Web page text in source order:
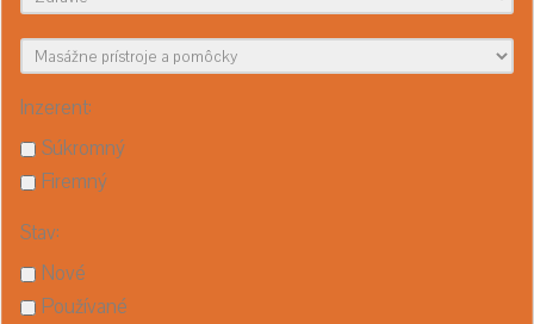
Inzerent:
Súkromný
Firemný
Stav:
Nové
Používané